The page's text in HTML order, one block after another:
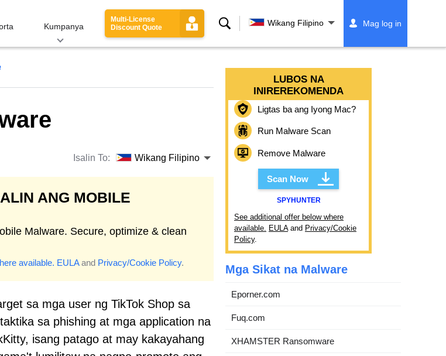
Kumpanya
Multi-License
Discount Quote
PaghahanapWikang Filipino Mag log in
Isalin To: Wikang Filipino
ANG MOBILE
Malware. Secure, optimize & clean
available. EULAand Privacy/Cookie Policy.
sa mga user ng TikTok Shop sa
sa phishing at mga application na
isang patago at may kakayahang
LUBOS NA
INIREREKOMENDA
Ligtas ba ang Iyong Mac?
Run Malware Scan
Remove Malware
Scan Now
SPYHUNTER
See additional offer below where
available. EULAand Privacy/Cookie
Policy.
Mga Sikat na Malware
Eporner.com
Fuq.com
XHAMSTER Ransomware